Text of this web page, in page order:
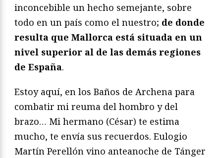
inconcebible un hecho semejante, sobre
todo en un país como el nuestro; de donde
resulta que Mallorca está situada en un
nivel superior al de las demás regiones
de España.
Estoy aquí, en los Baños de Archena para
combatir mi reuma del hombro y del
brazo… Mi hermano (César) te estima
mucho, te envía sus recuerdos. Eulogio
Martín Perellón vino anteanoche de Tánger